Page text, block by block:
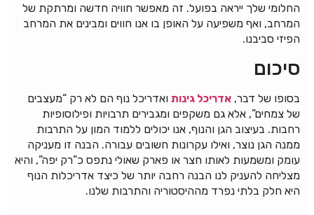
החלומי שלך ייראה בפועל. זה מאפשר חוויה חדשה ומרתקת של
המרחב, ואף משפיעה על האופן בו אנו חווים ומבינים את המרחב
הפיזי סביבנו.
סיכום
בסופו של דבר, אדריכל גינות ואדריכל נוף הם לא רק “מעצבים
של צמחים”, אלא גם משקפים ומגבירים תרבויות ופילוסופיות
רחבות. בעיצוב הגן והנוף, אנו יכולים ללמוד המון על התרבות
ממנה הגן נוצר, ואילו עקרונות חשובים עבורה. הבנה זו מעניקה
עומק ומשמעות לאותו חצר או פארק שאולי נתפס כ”רק יפה”, והיא
מצליחה להעניק לנו הבנה רחבה יותר של כיצד אדריכלות הנוף
היא חלק בלתי נפרד מההיסטוריה והתרבות שלנו.